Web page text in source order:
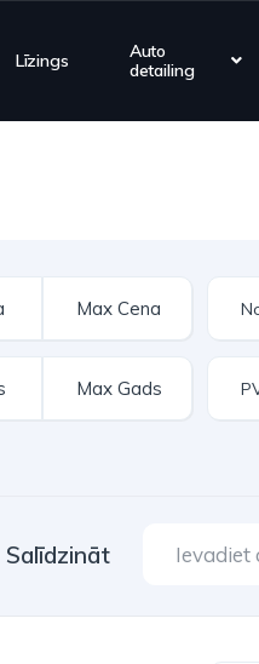
Līzings
Auto
detailing
Salīdzināt